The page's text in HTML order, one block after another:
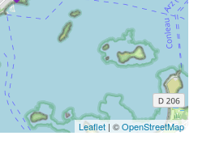
de réservation de chaque
aux abonnés de la carte
sur certains produits
Leaflet | ©OpenStreetMap